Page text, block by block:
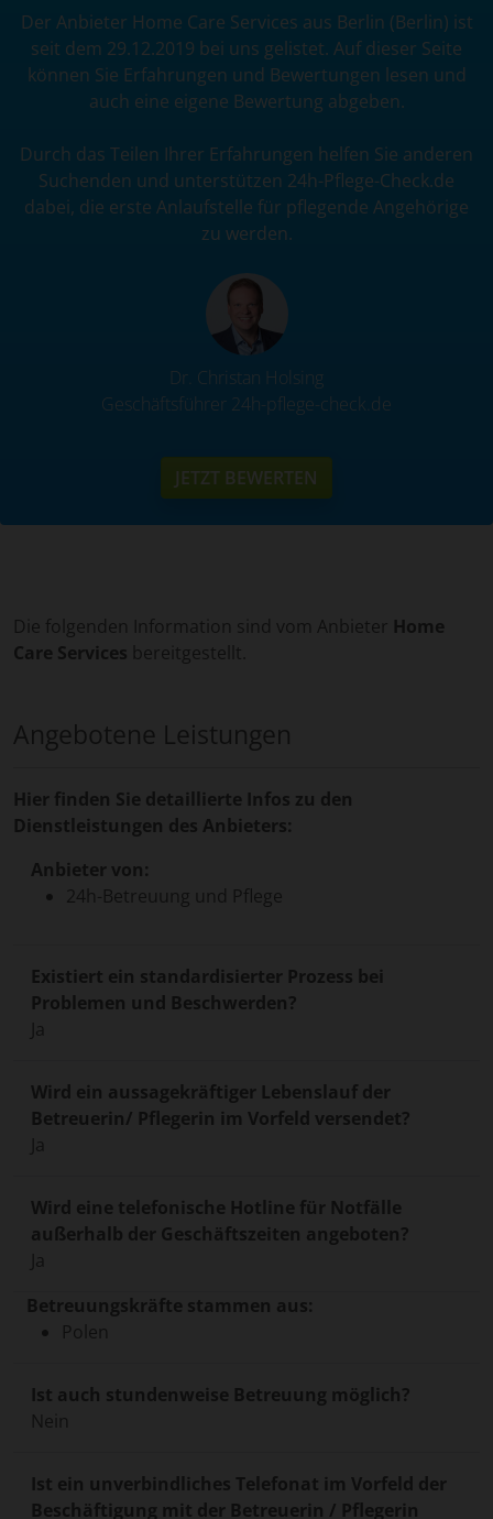
Der Anbieter Home Care Services aus Berlin (Berlin) ist
seit dem 29.12.2019 bei uns gelistet. Auf dieser Seite
können Sie Erfahrungen und Bewertungen lesen und
auch eine eigene Bewertung abgeben.
Durch das Teilen Ihrer Erfahrungen helfen Sie anderen
Suchenden und unterstützen 24h-Pflege-Check.de
dabei, die erste Anlaufstelle für pflegende Angehörige
zu werden.
Dr. Christan Holsing
Geschäftsführer 24h-pflege-check.de
JETZT BEWERTEN
Die folgenden Information sind vom Anbieter Home
Care Services bereitgestellt.
Angebotene Leistungen
Hier finden Sie detaillierte Infos zu den
Dienstleistungen des Anbieters:
Anbieter von:
24h-Betreuung und Pflege
Existiert ein standardisierter Prozess bei
Problemen und Beschwerden?
Ja
Wird ein aussagekräftiger Lebenslauf der
Betreuerin/ Pflegerin im Vorfeld versendet?
Ja
Wird eine telefonische Hotline für Notfälle
außerhalb der Geschäftszeiten angeboten?
Ja
Betreuungskräfte stammen aus:
Polen
Ist auch stundenweise Betreuung möglich?
Nein
Ist ein unverbindliches Telefonat im Vorfeld der
Beschäftigung mit der Betreuerin / Pflegerin